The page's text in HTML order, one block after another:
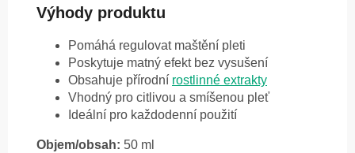
Výhody produktu
Pomáhá regulovat maštění pleti
Poskytuje matný efekt bez vysušení
Obsahuje přírodní rostlinné extrakty
Vhodný pro citlivou a smíšenou pleť
Ideální pro každodenní použití
Objem/obsah: 50 ml